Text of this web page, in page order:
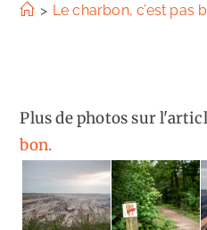
> Le charbon, c’est pas
Plus de photos sur
bon.